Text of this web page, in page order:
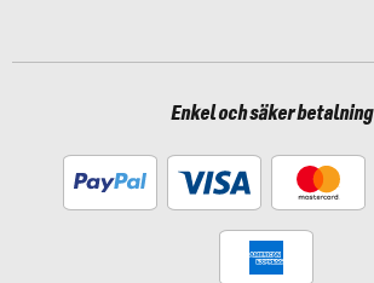
Enkel och säker betalning